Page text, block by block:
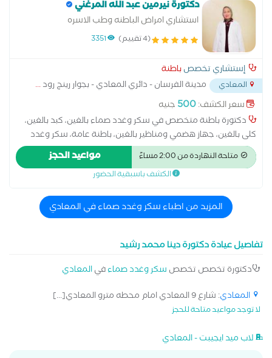
دكتورة نيرمين عبد الله المرغني
استشاري امراض الباطنه وطب الاسره
(4 تقييم) 3351
إستشاري تخصصباطنة
المعادي مدينة الفرسان - دائري المعادي - بجوار رينج رود...
سعر الكشف:500 جنيه
دكتورة باطنة متخصص في سكر وغدد صماء بالغين، كبد بالغين،
كلى بالغين، جهاز هضمي ومناظير بالغين، باطنة عامة، سكر وغدد
صماء اطفال، كبد اطفال، كلى اطفال و جهاز هضمي ومناظير اطفال-
طبيب متخصص في أمراض السكري والغدد الصماء، يقدم رعاية طبية
متكاملة لتشخيص وعلاج ومتابعة جميع اضطرابات الغدد الصماء
مريض وفقًا لأحدث الإرشادات الطبية. يقدم خدمات تشخيص وعلاج
مرض السكري من النوع الأول والثاني، وسكري الحمل، ومتابعة
والغدة الكظرية، واضطرابات الغدد جارات الدرقية، والسمنة والتمثيل
الغذائي، وهشاشة العظام، واضطرابات الهرمونات لدى الرجال
والنساء. يحرص على المتابعة الدورية، وتقييم نتائج التحاليل
والفحوصات، وتعديل الخطة العلاجية بما يحقق أفضل تحكم في
المرض، ويقلل من المضاعفات، ويساعد المرضى على تحسين جودة
حياتهم من خلال التوعية والإرشاد الطبي
متاحة النهاردة من 2:00 مساءً مواعيد الحجز
الكشف باسبقية الحضور
المزيد من اطباء سكر وغدد صماء في المعادي
تفاصيل عيادة دكتورة دينا محمد رشيد
دكتورة تخصص تخصص سكر وغدد صماءفيالمعادي
المعادي: شارع 9 المعادي امام محطه مترو المعادي[...]
لا توجد مواعيد متاحة للحجز
لاب ميد ايجيبت - المعادي